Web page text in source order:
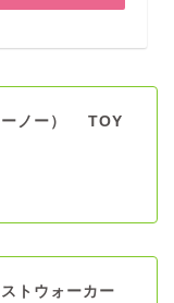
ノー） TOY
トウォーカー